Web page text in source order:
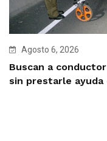
Agosto 6, 2026
Buscan a
sin prestarle ayuda